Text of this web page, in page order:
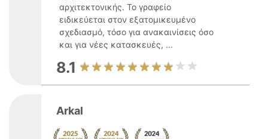
αρχιτεκτονικής. Το γραφείο
ειδικεύεται στον εξατομικευμένο
σχεδιασμό, τόσο για ανακαινίσεις όσο
και για νέες κατασκευές, ...
8.1
Arkal